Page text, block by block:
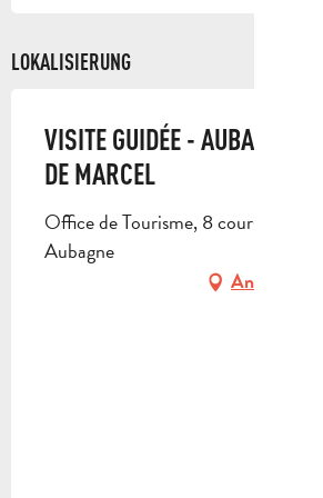
LOKALISIERUNG
VISITE GUIDÉE - AUBAGNE
DE MARCEL
Office de Tourisme, 8 cours
Aubagne
Anfahrt